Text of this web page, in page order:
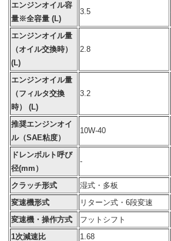
エンジンオイル容
量※全容量 (L)
3.5
エンジンオイル量
（オイル交換時）
(L)
2.8
エンジンオイル量
（フィルタ交換
時） (L)
3.2
推奨エンジンオイ
ル（SAE粘度）
10W-40
ドレンボルト呼び
径(mm）
-
クラッチ形式 湿式・多板
変速機形式
リターン式・6段変速
変速機・操作方式
フットシフト
1次減速比
1.68